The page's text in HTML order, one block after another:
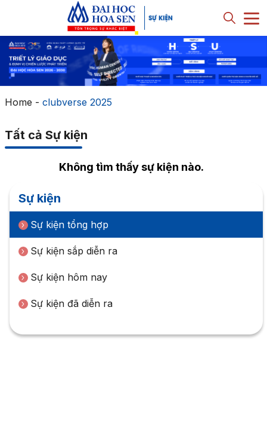
Home - clubverse 2025
Tất cả Sự kiện
Không tìm thấy sự kiện nào.
Sự kiện
Sự kiện tổng hợp
Sự kiện sắp diễn ra
Sự kiện hôm nay
Sự kiện đã diễn ra